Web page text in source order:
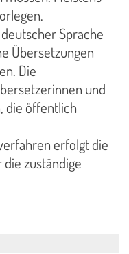
Sprache
Übersetzungen
Die
und
die öffentlich
erfolgt die
zuständige